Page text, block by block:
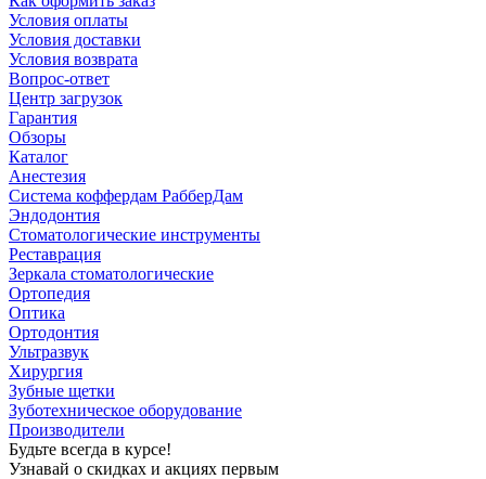
Условия оплаты
Условия доставки
Условия возврата
Вопрос-ответ
Центр загрузок
Гарантия
Обзоры
Каталог
Анестезия
Система коффердам РабберДам
Эндодонтия
Стоматологические инструменты
Реставрация
Зеркала стоматологические
Ортопедия
Оптика
Ортодонтия
Ультразвук
Хирургия
Зубные щетки
Зуботехническое оборудование
Производители
Будьте всегда в курсе!
Узнавай о скидках и акциях первым